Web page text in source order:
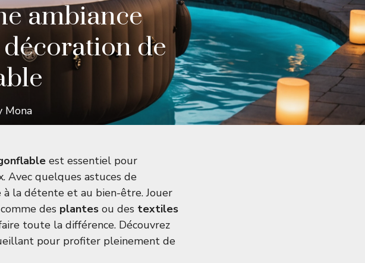
ambiance
de
Mona
est essentiel pour
Avec quelques astuces de
à la détente et au bien-être. Jouer
des plantes ou des textiles
toute la différence. Découvrez
pour profiter pleinement de